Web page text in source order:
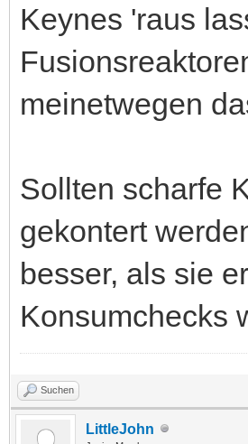
Keynes 'raus
meinetwegen
Sollten scharfe
gekontert
besser, als sie
Konsumchecks
Suchen
LittleJohn